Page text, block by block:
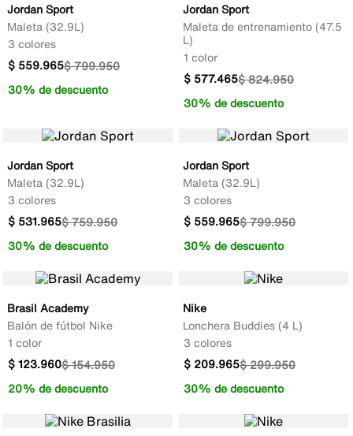
Jordan Sport
Maleta (32.9L)
3 colores
$799.950
$ 559.965
30% de descuento
Jordan Sport
Maleta de entrenamiento (47.5
L)
1 color
$824.950
$ 577.465
30% de descuento
Jordan Sport
Maleta (32.9L)
3 colores
$759.950
$ 531.965
30% de descuento
Jordan Sport
Maleta (32.9L)
3 colores
$799.950
$ 559.965
30% de descuento
Brasil Academy
Balón de fútbol Nike
1 color
$154.950
$123.960
20% de descuento
Nike
Lonchera Buddies (4 L)
3 colores
$299.950
$ 209.965
30% de descuento